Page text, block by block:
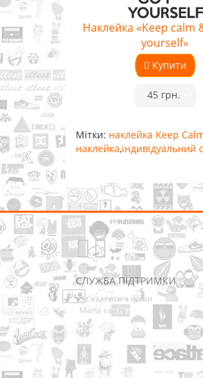
Наклейка «Keep calm
yourself»
Купити
45 грн.
Мітки: наклейка Keep
наклейка,індивідуальний
СЛУЖБА ПІДТРИМКИ
Зв’язатися з нами
Мапа сайту